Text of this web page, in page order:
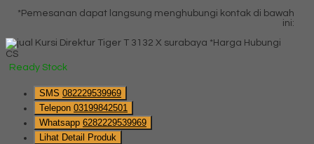
*Pemesanan dapat langsung menghubungi kontak di bawah
ini:
*Harga Hubungi
CS
Ready Stock
SMS 082229539969
Telepon 03199842501
Whatsapp 6282229539969
Lihat Detail Produk